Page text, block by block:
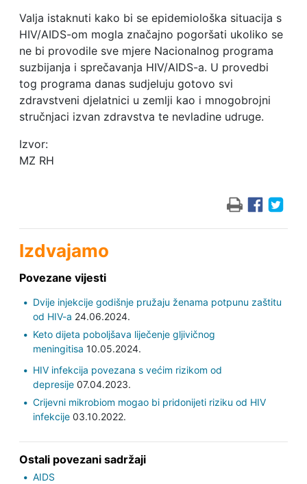
Valja istaknuti kako bi se epidemiološka situacija s
HIV/AIDS-om mogla značajno pogoršati ukoliko se
ne bi provodile sve mjere Nacionalnog programa
suzbijanja i sprečavanja HIV/AIDS-a. U provedbi
tog programa danas sudjeluju gotovo svi
zdravstveni djelatnici u zemlji kao i mnogobrojni
stručnjaci izvan zdravstva te nevladine udruge.
Izvor:
MZ RH
Izdvajamo
Povezane vijesti
Dvije injekcije godišnje pružaju ženama potpunu zaštitu
od HIV-a 24.06.2024.
Keto dijeta poboljšava liječenje gljivičnog
meningitisa 10.05.2024.
HIV infekcija povezana s većim rizikom od
depresije07.04.2023.
Crijevni mikrobiom mogao bi pridonijeti riziku od HIV
infekcije03.10.2022.
Ostali povezani sadržaji
AIDS